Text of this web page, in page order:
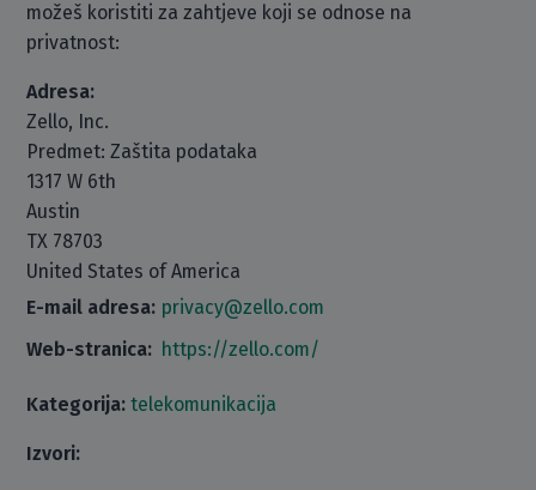
možeš koristiti za zahtjeve koji se odnose na
privatnost:
Adresa:
Zello, Inc.
Predmet: Zaštita podataka
1317 W 6th
Austin
TX 78703
United States of America
E-mail adresa: privacy@zello.com
Web-stranica: https://zello.com/
Kategorija: telekomunikacija
Izvori: